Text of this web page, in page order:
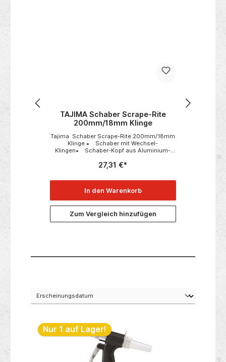
TAJIMA Schaber Scrape-Rite
200mm/18mm Klinge
Tajima Schaber Scrape-Rite 200mm/18mm
Klinge • Schaber mit Wechsel-
Klingen• Schaber-Kopf aus Aluminium-
27,31 €*
In den Warenkorb
Zum Vergleich hinzufügen
50
Nur 1 auf Lager!